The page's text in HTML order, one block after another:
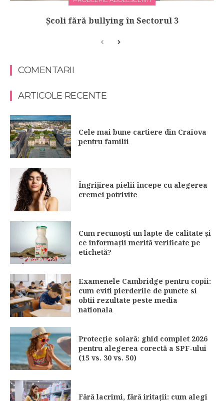
Şcoli fără bullying în Sectorul 3
COMENTARII
ARTICOLE RECENTE
Cele mai bune cartiere din Craiova
pentru familii
Îngrijirea pielii începe cu alegerea
cremei potrivite
Cum recunoști un lapte de calitate și
ce informații merită verificate pe
etichetă?
Examenele Cambridge pentru copii:
cum eviti pierderile de puncte si
obtii rezultate peste media
nationala
Protecție solară: ghid complet 2026
pentru alegerea corectă a SPF-ului
(15 vs. 30 vs. 50)
Fără lacrimi, fără iritații: cum alegi